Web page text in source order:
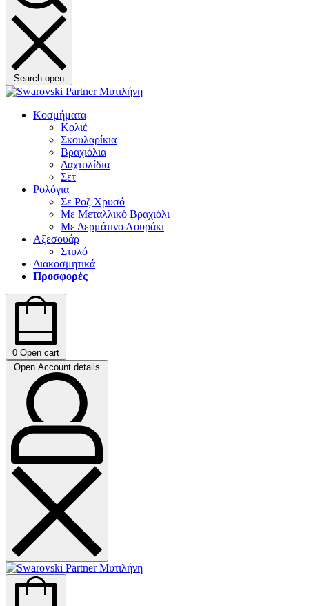
Search open
Κοσμήματα
Κολιέ
Σκουλαρίκια
Βραχιόλια
Δαχτυλίδια
Σετ
Ρολόγια
Σε Ροζ Χρυσό
Με Μεταλλικό Βραχιόλι
Με Δερμάτινο Λουράκι
Αξεσουάρ
Στυλό
Διακοσμητικά
Προσφορές
0 Open cart
Open Account details